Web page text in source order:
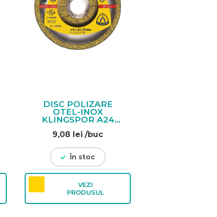
DISC POLIZARE
OTEL-INOX
KLINGSPOR A24
9,08 lei /buc
În stoc
VEZI
PRODUSUL